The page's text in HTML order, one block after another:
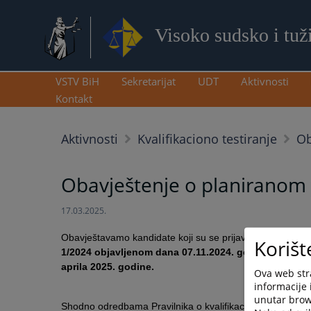
Visoko sudsko i
VSTV BiH Sekretarijat UDT Aktivnosti
Kontakt
Aktivnosti Kvalifikaciono testiranje
Obavještenje o
17.03.2025.
Obavještavamo kandidate koji su se prijavili na sudijske i
1/2024 objavljenom dana 07.11.2024. godine,da se
aprila 2025. godine.
Shodno odredbama Pravilnika o kvalifikacionom i
Ova web
informacije
unutar